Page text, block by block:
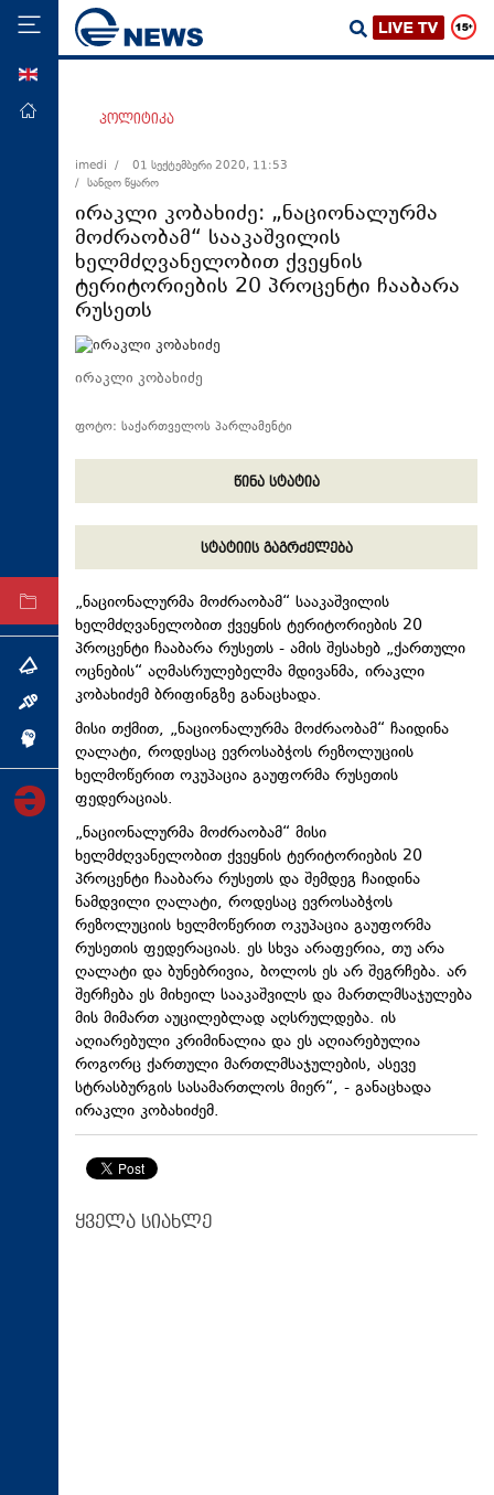
მთავარი
ეკონომიკა
მსოფლიო
ჯანდაცვა
საზოგადოება
არქივი
თემა
ინტერვიუ
ინქვიზიცია
პოლიტიკა
imedi /
01 სექტემბერი 2020, 11:53
/ სანდო წყარო
ირაკლი კობახიძე: „ნაციონალურმა
მოძრაობამ“ სააკაშვილის
ხელმძღვანელობით ქვეყნის
ტერიტორიების 20 პროცენტი ჩააბარა
რუსეთს
ირაკლი კობახიძე
ფოტო: საქართველოს პარლამენტი
წინა სტატია
სტატიის გაგრძელება
„ნაციონალურმა მოძრაობამ“ სააკაშვილის
ხელმძღვანელობით ქვეყნის ტერიტორიების 20
პროცენტი ჩააბარა რუსეთს - ამის შესახებ „ქართული
ოცნების“ აღმასრულებელმა მდივანმა, ირაკლი
კობახიძემ ბრიფინგზე განაცხადა.
მისი თქმით, „ნაციონალურმა მოძრაობამ“ ჩაიდინა
ღალატი, როდესაც ევროსაბჭოს რეზოლუციის
ხელმოწერით ოკუპაცია გაუფორმა რუსეთის
ფედერაციას.
„ნაციონალურმა მოძრაობამ“ მისი
ხელმძღვანელობით ქვეყნის ტერიტორიების 20
პროცენტი ჩააბარა რუსეთს და შემდეგ ჩაიდინა
ნამდვილი ღალატი, როდესაც ევროსაბჭოს
რეზოლუციის ხელმოწერით ოკუპაცია გაუფორმა
რუსეთის ფედერაციას. ეს სხვა არაფერია, თუ არა
ღალატი და ბუნებრივია, ბოლოს ეს არ შეგრჩება. არ
შერჩება ეს მიხეილ სააკაშვილს და მართლმსაჯულება
მის მიმართ აუცილებლად აღსრულდება. ის
აღიარებული კრიმინალია და ეს აღიარებულია
როგორც ქართული მართლმსაჯულების, ასევე
სტრასბურგის სასამართლოს მიერ“, - განაცხადა
ირაკლი კობახიძემ.
ყველა სიახლე